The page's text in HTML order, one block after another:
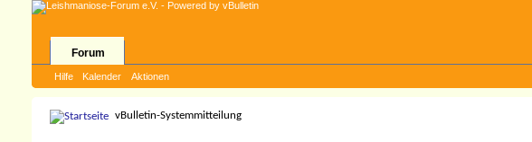
Forum
Hilfe Kalender Aktionen
vBulletin-Systemmitteilung